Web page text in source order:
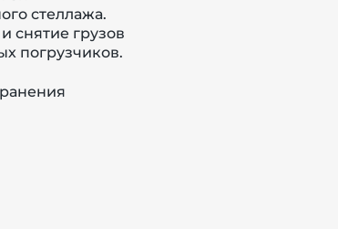
стеллажа.
снятие грузов
погрузчиков.